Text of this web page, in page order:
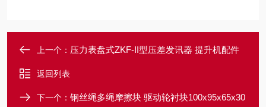
上一个： 压力表盘式ZKF-II型压差发讯器 提升机配件
返回列表
下一个： 钢丝绳多绳摩擦块 驱动轮衬块100x95x65x30